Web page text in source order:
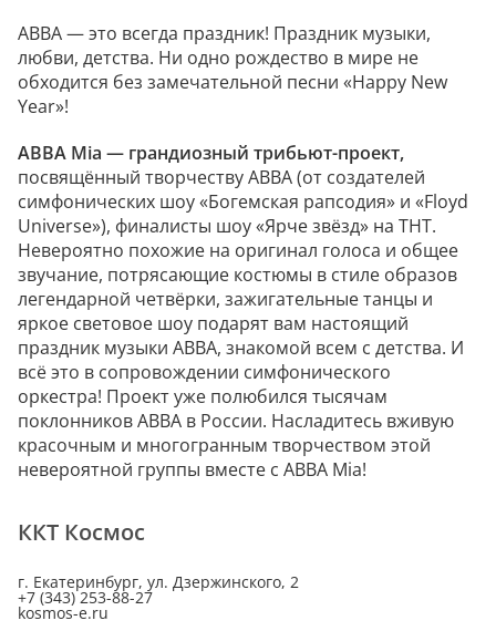
ABBA — это всегда праздник! Праздник музыки,
любви, детства. Ни одно рождество в мире не
обходится без замечательной песни «Happy New
Year»!
ABBA Mia — грандиозный трибьют-проект,
посвящённый творчеству ABBA (от создателей
симфонических шоу «Богемская рапсодия» и «Floyd
Universe»), финалисты шоу «Ярче звёзд» на ТНТ.
Невероятно похожие на оригинал голоса и общее
звучание, потрясающие костюмы в стиле образов
легендарной четвёрки, зажигательные танцы и
яркое световое шоу подарят вам настоящий
праздник музыки ABBA, знакомой всем с детства. И
всё это в сопровождении симфонического
оркестра! Проект уже полюбился тысячам
поклонников ABBA в России. Насладитесь вживую
красочным и многогранным творчеством этой
невероятной группы вместе с ABBA Mia!
ККТ Космос
г. Екатеринбург, ул. Дзержинского, 2
+7 (343) 253-88-27
kosmos-e.ru